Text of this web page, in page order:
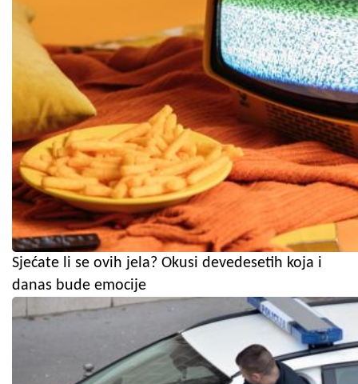
Sjećate li se ovih jela? Okusi devedesetih koja i
danas bude emocije